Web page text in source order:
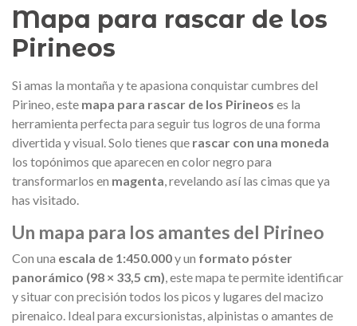
Mapa para rascar de los
Pirineos
Si amas la montaña y te apasiona conquistar cumbres del
Pirineo, este mapa para rascar de los Pirineos es la
herramienta perfecta para seguir tus logros de una forma
divertida y visual. Solo tienes que rascar con una moneda
los topónimos que aparecen en color negro para
transformarlos en magenta, revelando así las cimas que ya
has visitado.
Un mapa para los amantes del Pirineo
Con una escala de 1:450.000y un formato póster
panorámico (98 × 33,5 cm), este mapa te permite identificar
y situar con precisión todos los picos y lugares del macizo
pirenaico. Ideal para excursionistas, alpinistas o amantes de